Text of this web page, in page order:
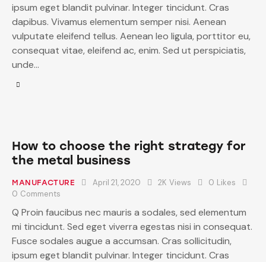
ipsum eget blandit pulvinar. Integer tincidunt. Cras
dapibus. Vivamus elementum semper nisi. Aenean
vulputate eleifend tellus. Aenean leo ligula, porttitor eu,
consequat vitae, eleifend ac, enim. Sed ut perspiciatis,
unde…
How to choose the right strategy for
the metal business
MANUFACTURE April 21, 2020 2K Views 0 Likes
0 Comments
Q Proin faucibus nec mauris a sodales, sed elementum
mi tincidunt. Sed eget viverra egestas nisi in consequat.
Fusce sodales augue a accumsan. Cras sollicitudin,
ipsum eget blandit pulvinar. Integer tincidunt. Cras